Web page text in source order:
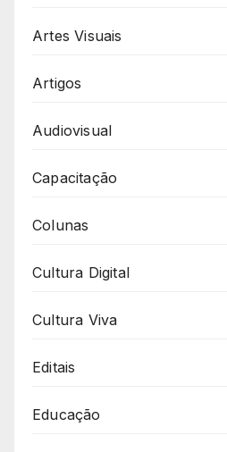
Artes Visuais
Artigos
Audiovisual
Capacitação
Colunas
Cultura Digital
Cultura Viva
Editais
Educação